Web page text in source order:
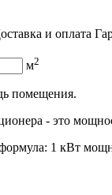
и оплата
м2
помещения.
- это
1 кВт